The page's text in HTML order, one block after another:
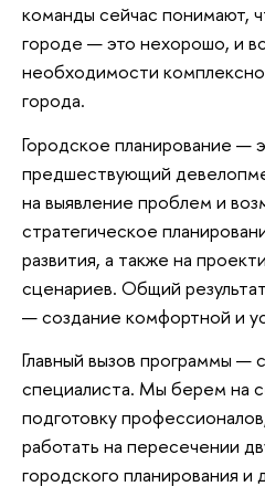
команды сейчас понимают,
городе — это нехорошо, и
необходимости
города.
Городское планирование —
предшествующий
на выявление проблем и
стратегическое
развития, а также на
сценариев. Общий
— создание комфортной и
Главный вызов программы —
специалиста. Мы берем на
подготовку
работать на пересечении
городского планирования